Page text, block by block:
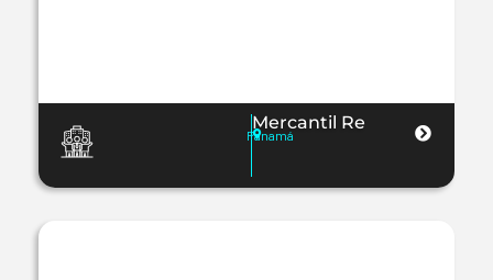
Mercantil Re
Panamá